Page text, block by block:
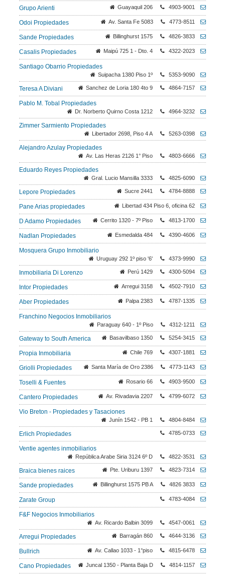
Grupo Arienti Guayaquil 206 4903-9001
Odoi Propiedades Av. Santa Fe 5083 4773-8511
Sande Propiedades Billinghurst 1575 4826-3833
Casalis Propiedades Maipú 725 1 - Dto. 4 4322-2023
Santiago Obarrio Propiedades
Suipacha 1380 Piso 1º 5353-9090
Teresa A Diviani Sanchez de Loria 180 4to 9 4864-7157
Pablo M. Tobal Propiedades
Dr. Norberto Quirno Costa 1212 4964-3232
Zimmer Sarmiento Propiedades
Libertador 2698, Piso 4 A 5263-0398
Alejandro Azulay Propiedades
Av. Las Heras 2126 1° Piso 4803-6666
Eduardo Reyes Propiedades
Gral. Lucio Mansilla 3333 4825-6090
Lepore Propiedades Sucre 2441 4784-8888
Pane Arias propiedades Libertad 434 Piso 6, oficina 62
D Adamo Propiedades Cerrito 1320 - 7º Piso 4813-1700
Nadlan Propiedades Esmedalda 484 4390-4606
Mosquera Grupo Inmobiliario
Uruguay 292 1º piso '6' 4373-9990
Inmobiliaria Di Lorenzo Perú 1429 4300-5094
Intor Propiedades Arregui 3158 4502-7910
Aber Propiedades Palpa 2383 4787-1335
Franchino Negocios Inmobiliarios
Paraguay 640 - 1º Piso 4312-1211
Gateway to South America Basavilbaso 1350 5254-3415
Propia Inmobiliaria Chile 769 4307-1881
Griolli Propiedades Santa María de Oro 2386 4773-1143
Toselli & Fuentes Rosario 66 4903-9500
Cantero Propiedades Av. Rivadavia 2207 4799-6072
Vio Breton - Propiedades y Tasaciones
Junín 1542 - PB 1 4804-8484
Erlich Propiedades 4785-0733
Ventie agentes inmobiliarios
República Arabe Siria 3124 6º D 4822-3531
Braica bienes raices Pte. Uriburu 1397 4823-7314
Sande propiedades Billinghurst 1575 PB A 4826 3833
Zarate Group 4783-4084
F&F Negocios Inmobiliarios
Av. Ricardo Balbin 3099 4547-0061
Arregui Propiedades Barragán 860 4644-3136
Bullrich Av. Callao 1033 - 1°piso 4815-6478
Cano Propiedades Juncal 1350 - Planta Baja D 4814-1157